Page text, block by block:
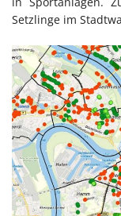
Setzlinge im